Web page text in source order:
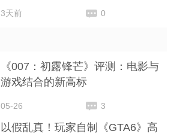
3天前 0
《007：初露锋芒》评测：电影与
游戏结合的新高标
05-26 3
以假乱真！玩家自制《GTA6》高